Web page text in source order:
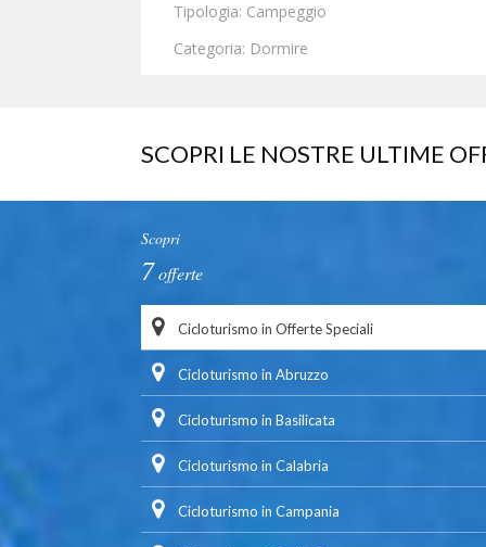
Tipologia: Campeggio
Categoria: Dormire
SCOPRI LE NOSTRE ULTIME
Scopri
7offerte
Cicloturismo in Offerte Speciali
Cicloturismo in Abruzzo
Cicloturismo in Basilicata
Cicloturismo in Calabria
Cicloturismo in Campania